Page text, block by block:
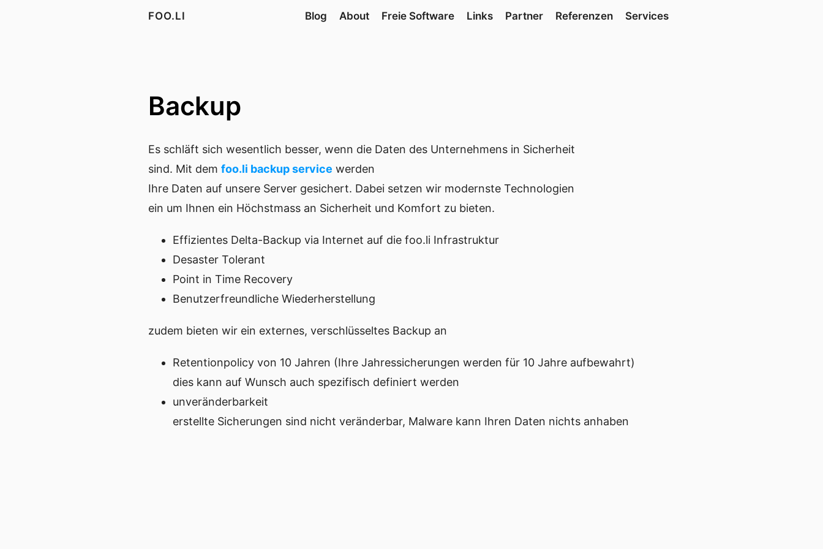
FOO.LI Blog About Freie Software Links Partner Referenzen Services
Backup
Es schläft sich wesentlich besser, wenn die Daten des Unternehmens in Sicherheit
sind. Mit dem foo.li backup service werden
Ihre Daten auf unsere Server gesichert. Dabei setzen wir modernste Technologien
ein um Ihnen ein Höchstmass an Sicherheit und Komfort zu bieten.
Effizientes Delta-Backup via Internet auf die foo.li Infrastruktur
Desaster Tolerant
Point in Time Recovery
Benutzerfreundliche Wiederherstellung
zudem bieten wir ein externes, verschlüsseltes Backup an
Retentionpolicy von 10 Jahren (Ihre Jahressicherungen werden für 10 Jahre aufbewahrt)
dies kann auf Wunsch auch spezifisch definiert werden
unveränderbarkeit
erstellte Sicherungen sind nicht veränderbar, Malware kann Ihren Daten nichts anhaben